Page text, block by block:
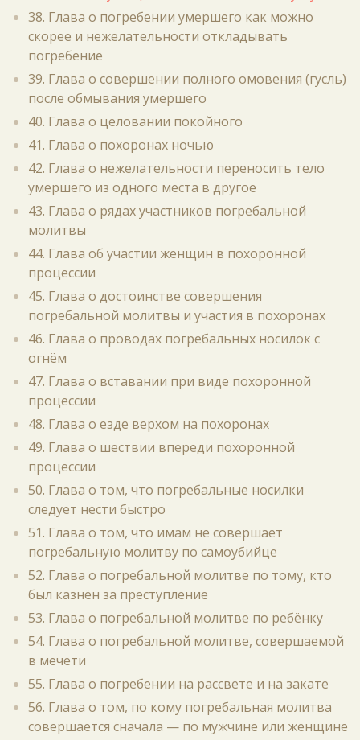
38. Глава о погребении умершего как можно
скорее и нежелательности откладывать
погребение
39. Глава о совершении полного омовения (гусль)
после обмывания умершего
40. Глава о целовании покойного
41. Глава о похоронах ночью
42. Глава о нежелательности переносить тело
умершего из одного места в другое
43. Глава о рядах участников погребальной
молитвы
44. Глава об участии женщин в похоронной
процессии
45. Глава о достоинстве совершения
погребальной молитвы и участия в похоронах
46. Глава о проводах погребальных носилок с
огнём
47. Глава о вставании при виде похоронной
процессии
48. Глава о езде верхом на похоронах
49. Глава о шествии впереди похоронной
процессии
50. Глава о том, что погребальные носилки
следует нести быстро
51. Глава о том, что имам не совершает
погребальную молитву по самоубийце
52. Глава о погребальной молитве по тому, кто
был казнён за преступление
53. Глава о погребальной молитве по ребёнку
54. Глава о погребальной молитве, совершаемой
в мечети
55. Глава о погребении на рассвете и на закате
56. Глава о том, по кому погребальная молитва
совершается сначала — по мужчине или женщине